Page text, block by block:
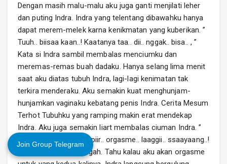
Dengan masih malu-malu aku juga ganti menjilati leher
dan puting Indra. Indra yang telentang dibawahku hanya
dapat merem-melek karna kenikmatan yang kuberikan. ”
Tuuh.. biisaa kaan..! Kaatanya taa.. dii.. nggak.. bisa.. , ”
Kata si Indra sambil membalas menciumku dan
meremas-remas buah dadaku. Hanya selang lima menit
saat aku diatas tubuh Indra, lagi-lagi kenimatan tak
terkira menderaku. Aku semakin kuat menghunjam-
hunjamkan vaginaku kebatang penis Indra. Cerita Mesum
Terhot Tubuhku yang ramping makin erat mendekap
Indra. Aku juga semakin liart membalas ciuman Indra. ”
Nddraa.. aakuu.. haampiir.. orgasme.. laaggii.. ssaayaang..!
” Kataku terengah-engah. Tahu kalau aku akan orgasme
Join Group Telegram